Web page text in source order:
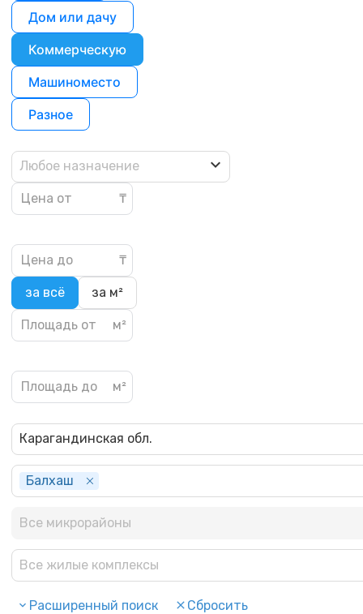
Дом или дачу
Коммерческую
Машиноместо
Разное
Любое назначение
за всё за м²
Карагандинская обл.
Балхаш
Все микрорайоны
Все жилые комплексы
Расширенный поиск Сбросить